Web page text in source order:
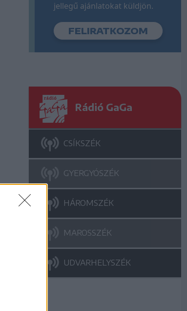
jellegű ajánlatokat küldjön.
Rádió GaGa
CSÍKSZÉK
GYERGYÓSZÉK
HÁROMSZÉK
MAROSSZÉK
UDVARHELYSZÉK